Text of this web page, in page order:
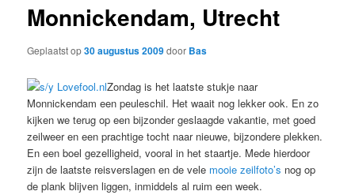
Monnickendam, Utrecht
Geplaatst op30 augustus 2009door Bas
Zondag is het laatste stukje naar
Monnickendam een peuleschil. Het waait nog lekker ook. En zo
kijken we terug op een bijzonder geslaagde vakantie, met goed
zeilweer en een prachtige tocht naar nieuwe, bijzondere plekken.
En een boel gezelligheid, vooral in het staartje. Mede hierdoor
zijn de laatste reisverslagen en de vele mooie zeilfoto’s nog op
de plank blijven liggen, inmiddels al ruim een week.